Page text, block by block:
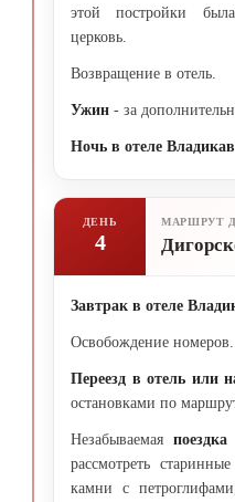
этой постройки
церковь.
Возвращение в отель.
Ужин - за
Ночь в отеле
ДЕНЬ
4
МАРШРУТ
Завтрак в отеле
Освобождение номеров.
Переезд в отель или
остановками по
Незабываемая
рассмотреть
камни с